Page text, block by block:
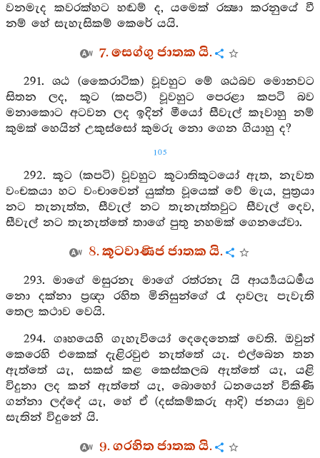
වනමැද කවරක්හට හඬම් ද, යමෙක් රක්‍ෂා කරනුයේ වී
නම් හේ සැහැසිකම් කෙරේ යයි.
7. සෙග්ගු ජාතක යි.
291. ශඨ (කෛරාටික) වූවහුට මේ ශඨබව මොනවට
සිතන ලද, කූට (කපටි) වූවහුට පෙරළා කපටි බව
මනාකොට අටවන ලද ඉදින් මීයෝ සීවැල් කෑවාහු නම්
කුමක් හෙයින් උකුස්සෝ කුමරු නො ගෙන ගියාහු ද?
105
292. කූට (කපටි) වූවහුට කූටාතිකූටයෝ ඇත, නැවත
වංචකයා හට වංචාවෙන් යුක්ත වූයෙක් වේ මැය, පුත්‍රයා
නට තැනැත්ත, සීවැල් නට තැනැත්තවුට සීවැල් දෙව,
සීවැල් නට තැනැත්තේ තාගේ පුතු නහමක් ගෙනයේවා.
8. කූටවාණිජ ජාතක යි.
293. මාගේ මසුරනැ මාගේ රත්රනැ යි ආර්‍ය්‍යයධර්‍මය
නො දක්නා ප්‍රඥා රහිත මිනිසුන්ගේ රෑ දාවලැ පැවැති
තෙල කථාව වෙයි.
294. ගෘහයෙහි ගැහැවියෝ දෙදෙනෙක් වෙති. ඔවුන්
කෙරෙහි එකෙක් දැළිරවුළු නැත්තේ යැ. එල්බෙන තන
ඇත්තේ යැ, සකස් කළ කෙස්කලබ ඇත්තේ යැ, යළි
විදුනා ලද කන් ඇත්තේ යැ, බොහෝ ධනයෙන් විකිණි
ගන්නා ලද්දේ යැ, හේ ඒ (දස්කම්කරු ආදි) ජනයා මුව
සැතින් විදුනේ යි.
9. ගරහිත ජාතක යි.